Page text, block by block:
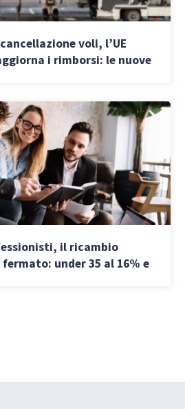
voli, l’UE
i rimborsi: le nuove
il ricambio
under 35 al 16% e